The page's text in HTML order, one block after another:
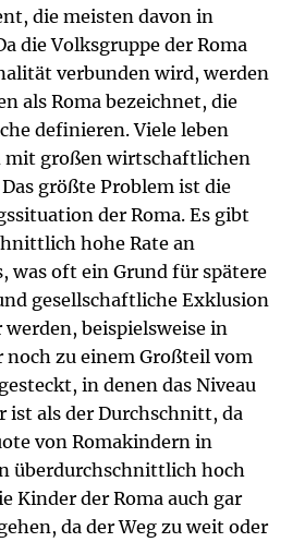
die meisten davon in
die Volksgruppe der Roma
verbunden wird, werden
als Roma bezeichnet, die
definieren. Viele leben
mit großen wirtschaftlichen
größte Problem ist die
der Roma. Es gibt
hohe Rate an
was oft ein Grund für spätere
gesellschaftliche Exklusion
beispielsweise in
zu einem Großteil vom
in denen das Niveau
ist als der Durchschnitt, da
von Romakindern in
überdurchschnittlich hoch
Kinder der Roma auch gar
da der Weg zu weit oder